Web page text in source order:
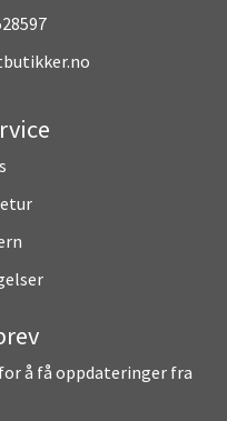
å få oppdateringer fra